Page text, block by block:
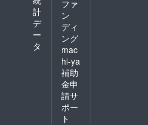
計
デ
ー
タ
ファ
ン
ディ
ング
mac
hi-ya
補助
金申
請サ
ポー
ト